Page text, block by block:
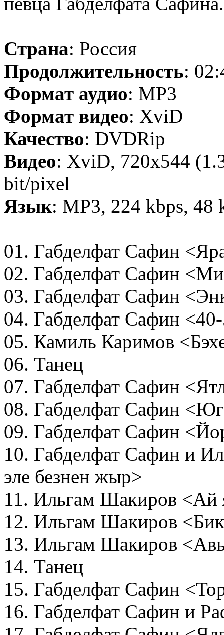
Страна: Россия
Продолжительность:
Формат аудио: MP3
Формат видео: XviD
Качество: DVDRip
Видео: XviD, 720x544
bit/pixel
Язык: MP3, 224 kbps, 48
01. Габделфат Сафин
02. Габделфат Сафин
03. Габделфат Сафин
04. Габделфат Сафин
05. Камиль Каримов
06. Танец
07. Габделфат Сафин
08. Габделфат Сафин
09. Габделфат Сафин
10. Габделфат Сафин и
эле безнен жыр>
11. Ильгам Шакиров <Ай
12. Ильгам Шакиров <Бик
13. Ильгам Шакиров
14. Танец
15. Габделфат Сафин
16. Габделфат Сафин и